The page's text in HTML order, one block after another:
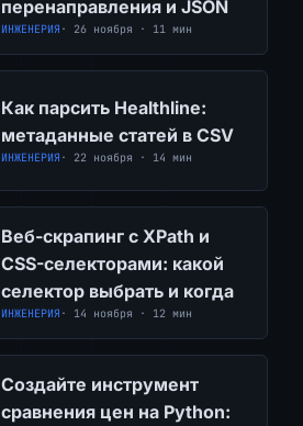
перенаправления и JSON
ИНЖЕНЕРИЯ · 26 ноября · 11 мин
Как парсить Healthline:
метаданные статей в CSV
ИНЖЕНЕРИЯ · 22 ноября · 14 мин
Веб-скрапинг с XPath и
CSS-селекторами: какой
селектор выбрать и когда
ИНЖЕНЕРИЯ · 14 ноября · 12 мин
Создайте инструмент
сравнения цен на Python: